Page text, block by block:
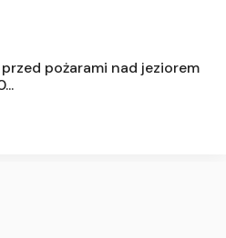
pożarami nad jeziorem